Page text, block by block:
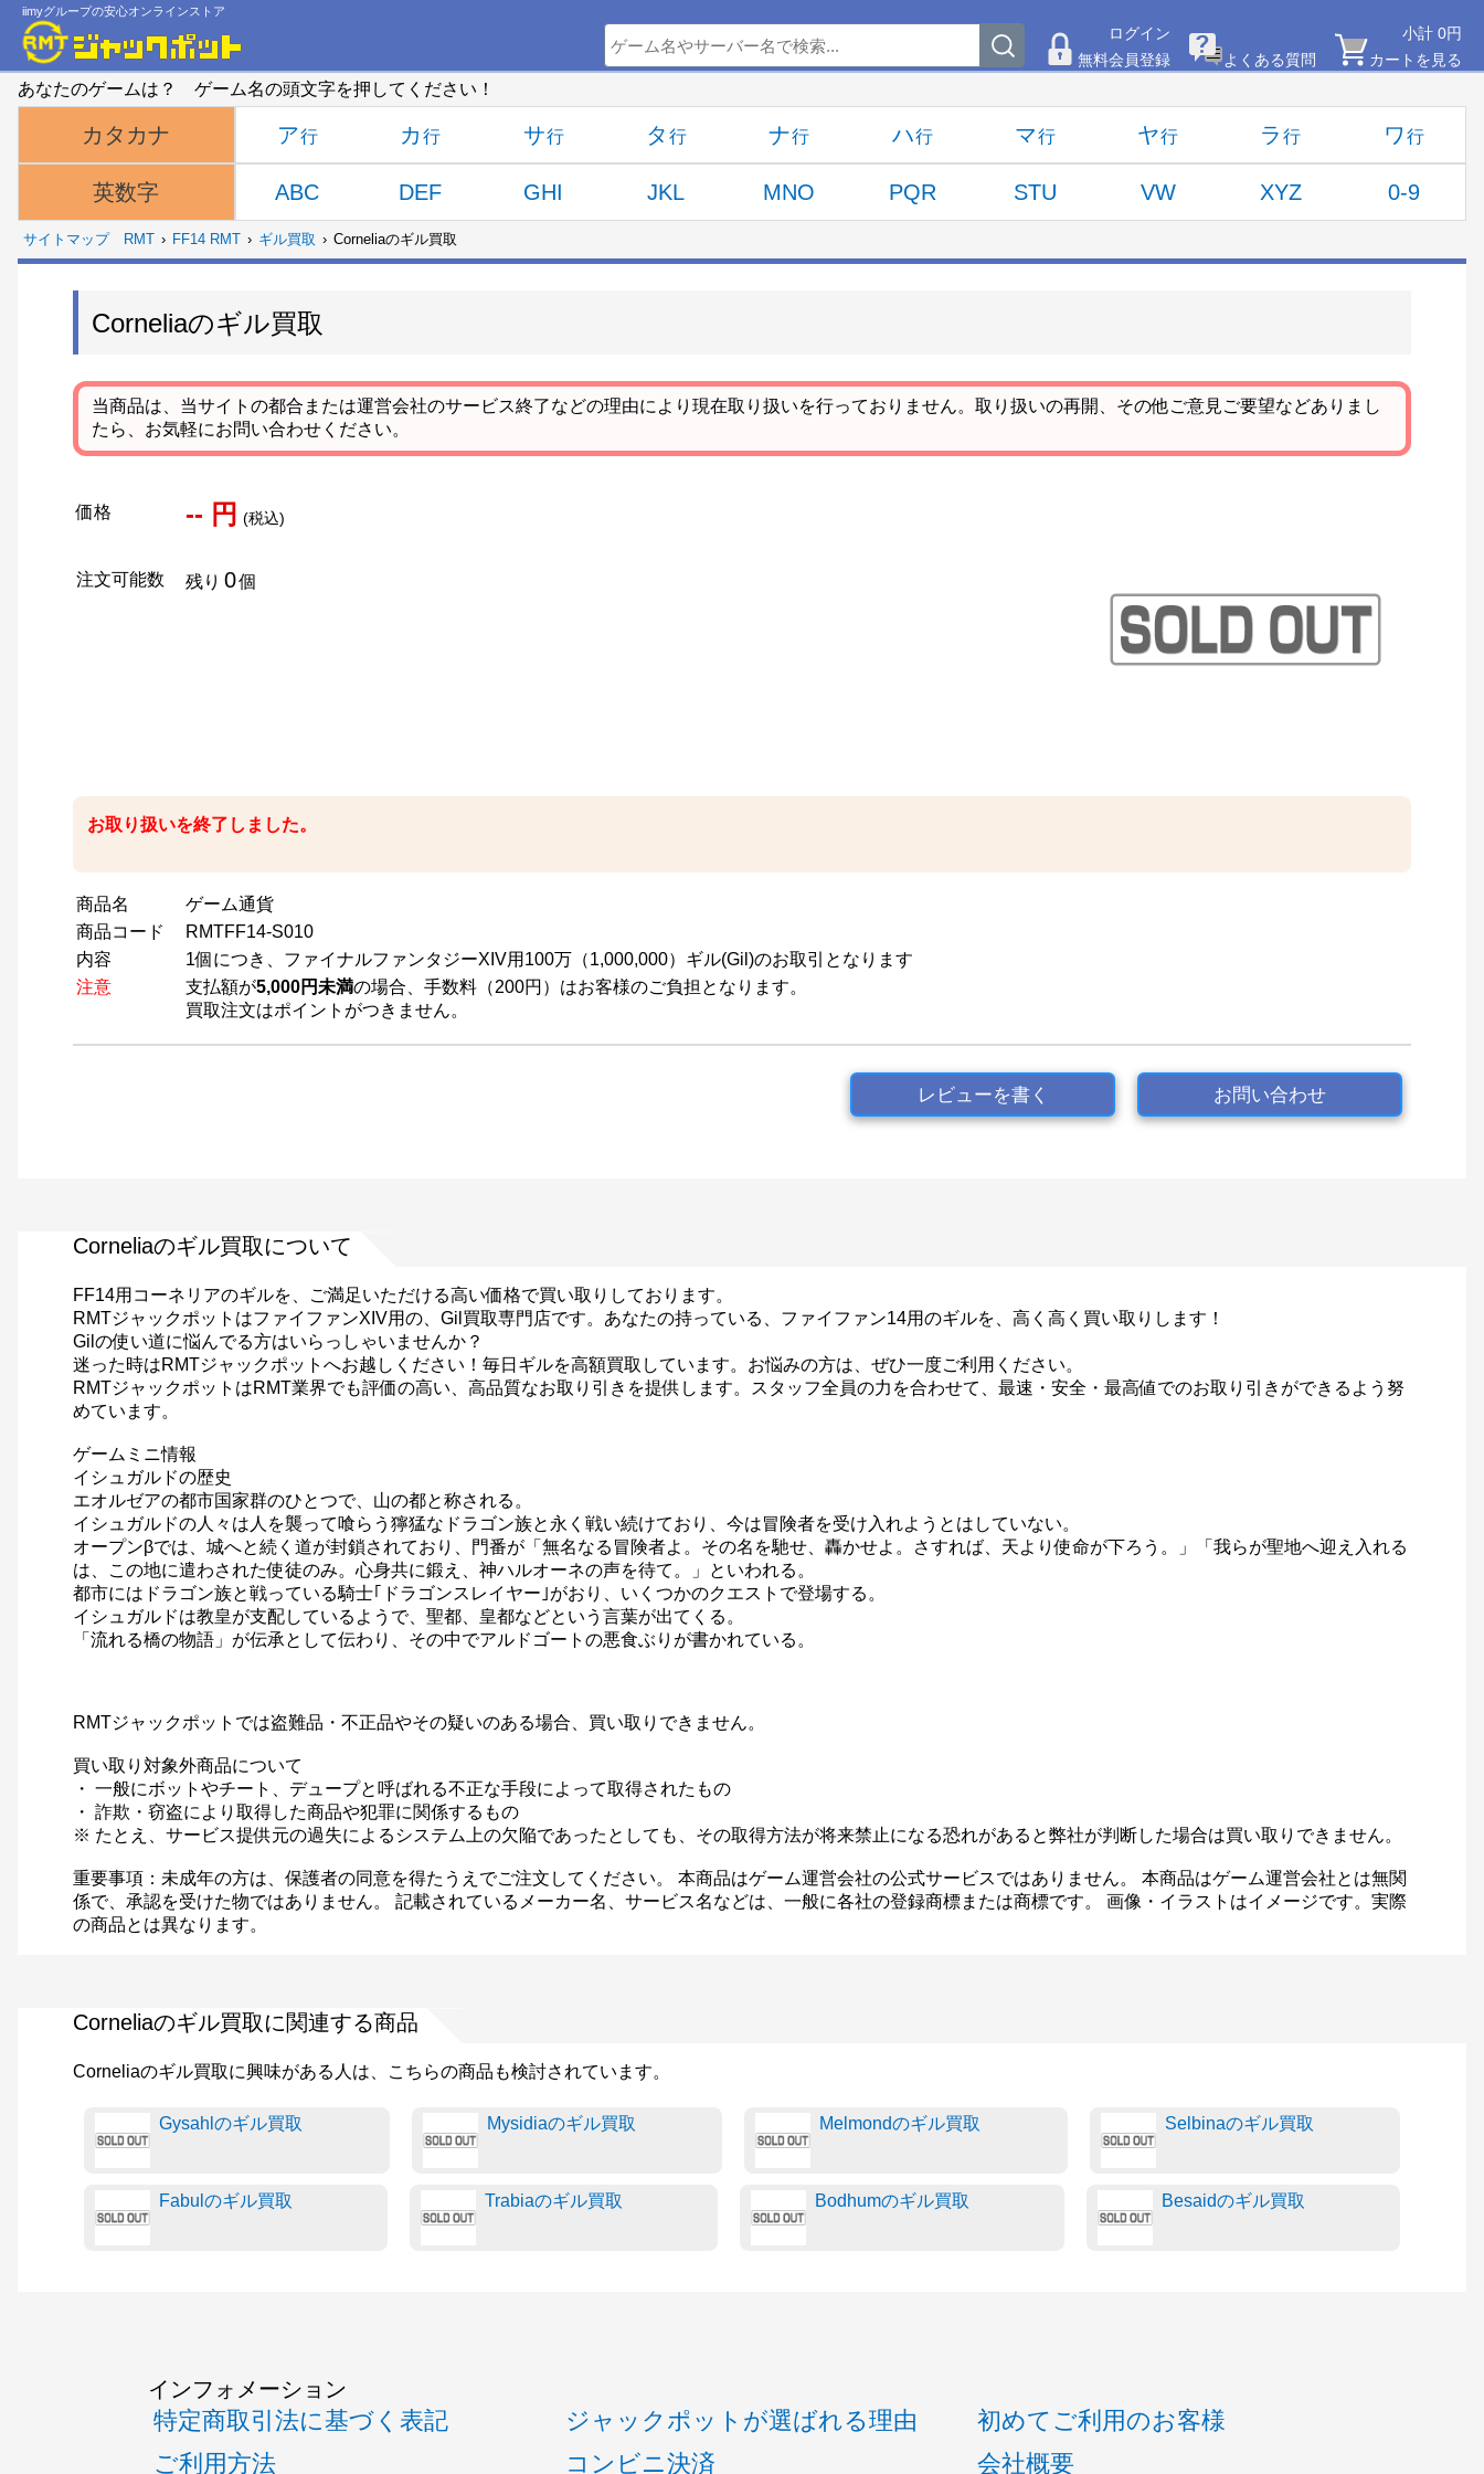
iimyグループの安心オンラインストア
ログイン
無料会員登録
よくある質問
小計 0円
カートを見る
あなたのゲームは？ ゲーム名の頭文字を押してください！
カタカナ
英数字
ア カ サ タ ナ ハ マ ヤ ラ ワ
ABC DEF GHI JKL MNO PQR STU VW XYZ 0-9
サイトマップ RMT FF14 RMT ギル買取 Corneliaのギル買取
Corneliaのギル買取
当商品は、当サイトの都合または運営会社のサービス終了などの理由により現在取り扱いを行っておりません。取り扱いの再開、その他ご意見ご要望などありまし
たら、お気軽にお問い合わせください。
価格 -- 円 (税込)
注文可能数 残り 0個
お取り扱いを終了しました。
商品名
ゲーム通貨
商品コード
RMTFF14-S010
内容
1個につき、ファイナルファンタジーXIV用100万（1,000,000）ギル(Gil)のお取引となります
注意
支払額が5,000円未満の場合、手数料（200円）はお客様のご負担となります。
買取注文はポイントがつきません。
レビューを書く お問い合わせ
Corneliaのギル買取について
FF14用コーネリアのギルを、ご満足いただける高い価格で買い取りしております。
RMTジャックポットはファイファンXIV用の、Gil買取専門店です。あなたの持っている、ファイファン14用のギルを、高く高く買い取りします！
Gilの使い道に悩んでる方はいらっしゃいませんか？
迷った時はRMTジャックポットへお越しください！毎日ギルを高額買取しています。お悩みの方は、ぜひ一度ご利用ください。
RMTジャックポットはRMT業界でも評価の高い、高品質なお取り引きを提供します。スタッフ全員の力を合わせて、最速・安全・最高値でのお取り引きができるよう努
めています。
ゲームミニ情報
イシュガルドの歴史
エオルゼアの都市国家群のひとつで、山の都と称される。
イシュガルドの人々は人を襲って喰らう獰猛なドラゴン族と永く戦い続けており、今は冒険者を受け入れようとはしていない。
オープンβでは、城へと続く道が封鎖されており、門番が「無名なる冒険者よ。その名を馳せ、轟かせよ。さすれば、天より使命が下ろう。」「我らが聖地へ迎え入れる
は、この地に遣わされた使徒のみ。心身共に鍛え、神ハルオーネの声を待て。」といわれる。
都市にはドラゴン族と戦っている騎士｢ドラゴンスレイヤー｣がおり、いくつかのクエストで登場する。
イシュガルドは教皇が支配しているようで、聖都、皇都などという言葉が出てくる。
「流れる橋の物語」が伝承として伝わり、その中でアルドゴートの悪食ぶりが書かれている。
RMTジャックポットでは盗難品・不正品やその疑いのある場合、買い取りできません。
買い取り対象外商品について
・ 一般にボットやチート、デュープと呼ばれる不正な手段によって取得されたもの
・ 詐欺・窃盗により取得した商品や犯罪に関係するもの
※ たとえ、サービス提供元の過失によるシステム上の欠陥であったとしても、その取得方法が将来禁止になる恐れがあると弊社が判断した場合は買い取りできません。
重要事項：未成年の方は、保護者の同意を得たうえでご注文してください。 本商品はゲーム運営会社の公式サービスではありません。 本商品はゲーム運営会社とは無関
係で、承認を受けた物ではありません。 記載されているメーカー名、サービス名などは、一般に各社の登録商標または商標です。 画像・イラストはイメージです。実際
の商品とは異なります。
Corneliaのギル買取に関連する商品
Corneliaのギル買取に興味がある人は、こちらの商品も検討されています。
Gysahlのギル買取 Mysidiaのギル買取 Melmondのギル買取 Selbinaのギル買取
Fabulのギル買取 Trabiaのギル買取 Bodhumのギル買取 Besaidのギル買取
インフォメーション
特定商取引法に基づく表記 ジャックポットが選ばれる理由
初めてご利用のお客様
ご利用方法
コンビニ決済 会社概要